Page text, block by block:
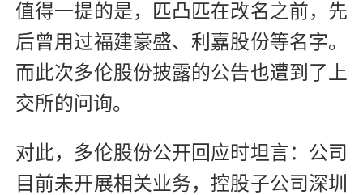
值得一提的是，匹凸匹在改名之前，先
后曾用过福建豪盛、利嘉股份等名字。
而此次多伦股份披露的公告也遭到了上
交所的问询。
对此，多伦股份公开回应时坦言：公司
目前未开展相关业务，控股子公司深圳